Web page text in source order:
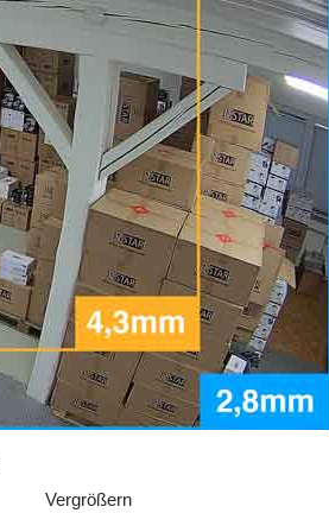
Vergrößern